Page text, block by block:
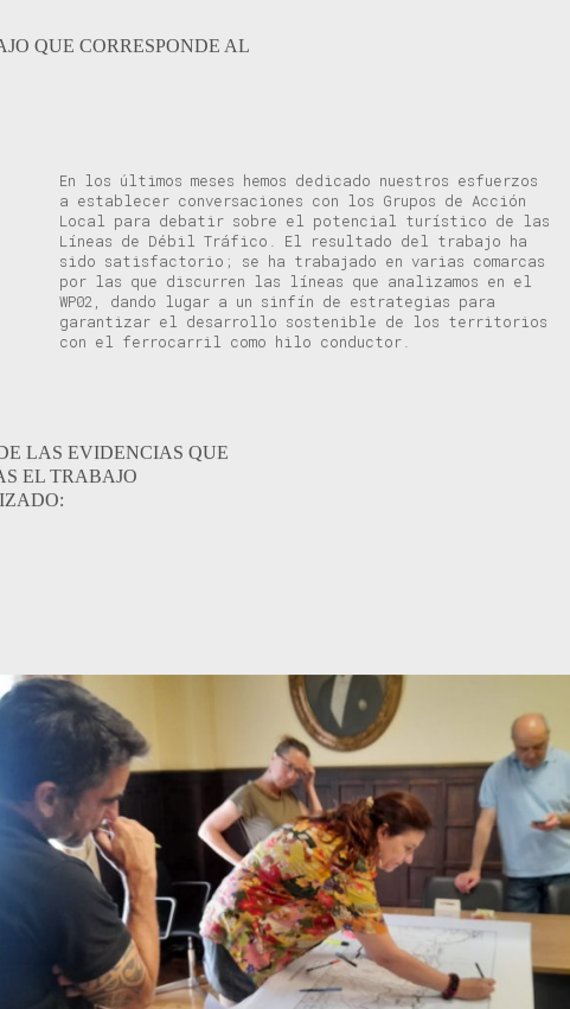
QUE CORRESPONDE AL
En los últimos meses hemos dedicado nuestros esfuerzos
a establecer conversaciones con los Grupos de Acción
Local para debatir sobre el potencial turístico de las
Líneas de Débil Tráfico. El resultado del trabajo ha
sido satisfactorio; se ha trabajado en varias comarcas
por las que discurren las líneas que analizamos en el
WP02, dando lugar a un sinfín de estrategias para
garantizar el desarrollo sostenible de los territorios
con el ferrocarril como hilo conductor.
LAS EVIDENCIAS QUE
EL TRABAJO